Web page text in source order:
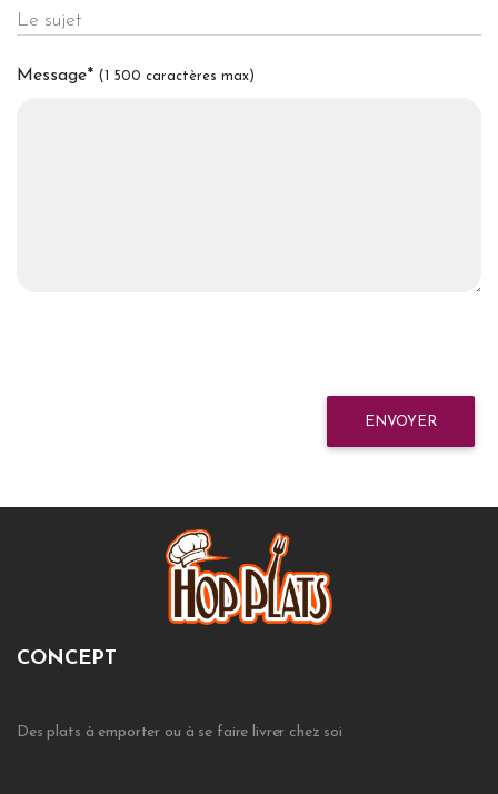
Le sujet
Message* (1 500 caractères max)
ENVOYER
CONCEPT
Des plats à emporter ou à se faire livrer chez soi